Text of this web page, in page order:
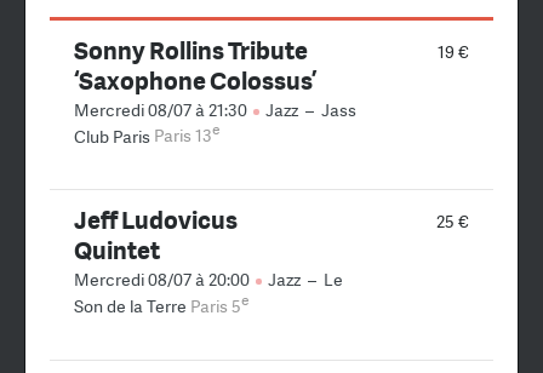
19 €
Sonny Rollins Tribute
‘Saxophone Colossus’
Mercredi 08/07 à 21:30 Jazz – Jass
Club Paris Paris 13e
25 €
Jeff Ludovicus
Quintet
Mercredi 08/07 à 20:00 Jazz – Le
Son de la Terre Paris 5e